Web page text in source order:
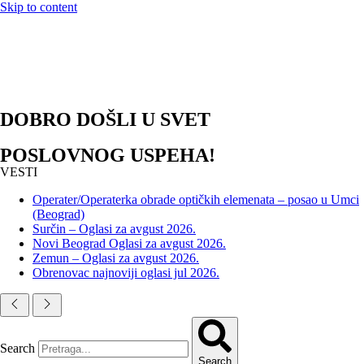
Skip to content
DOBRO DOŠLI U SVET
POSLOVNOG USPEHA!
VESTI
Operater/Operaterka obrade optičkih elemenata – posao u Umci
(Beograd)
Surčin – Oglasi za avgust 2026.
Novi Beograd Oglasi za avgust 2026.
Zemun – Oglasi za avgust 2026.
Obrenovac najnoviji oglasi jul 2026.
Search
Search